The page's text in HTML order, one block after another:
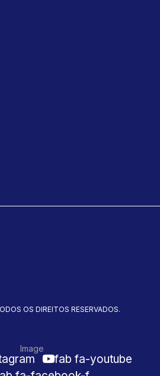
OS DIREITOS RESERVADOS.
fab fa-youtube